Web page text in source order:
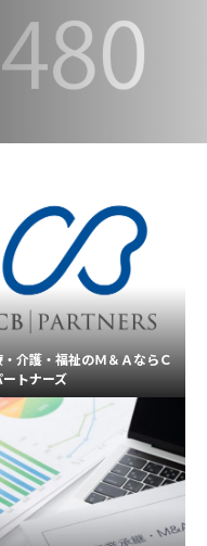
・介護・福祉のＭ＆ＡならＣ
ートナーズ